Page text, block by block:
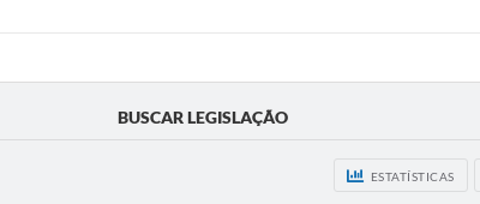
BUSCAR LEGISLAÇÃO
ESTATÍSTICAS